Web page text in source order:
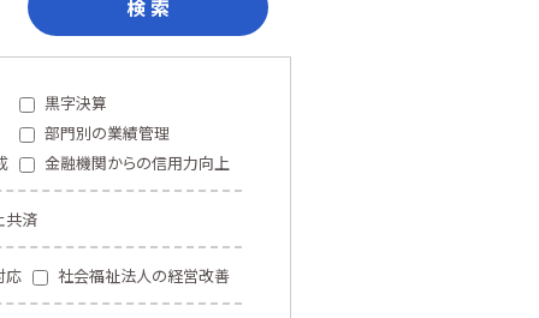
検 索
黒字決算
部門別の業績管理
金融機関からの信用力向上
共済
応 社会福祉法人の経営改善